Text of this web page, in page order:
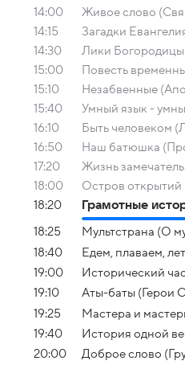
14:00
Живое слово
14:15
Загадки
14:30
Лики Богородицы
15:00
Повесть
15:10
Незабвенные
15:40
Умный язык -
16:10
Быть человеком
16:50
Наш батюшка
17:20
Жизнь
18:00
Остров
18:20
Грамотные
18:25
Мультстрана (О
18:40
Едем, плаваем,
19:00
Исторический
19:10
Аты-баты (Герои
19:25
Мастера и
19:40
История одной
20:00
Доброе слово